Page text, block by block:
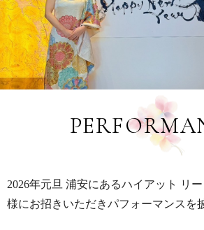
2026年元旦 浦安にあるハイアット リ
様にお招きいただきパフォーマンスを